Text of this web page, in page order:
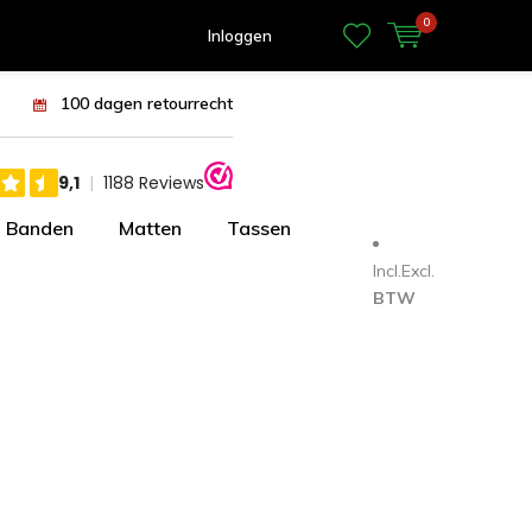
Inloggen
0
100 dagen retourrecht
Banden Matten Tassen
Incl.Excl.
BTW